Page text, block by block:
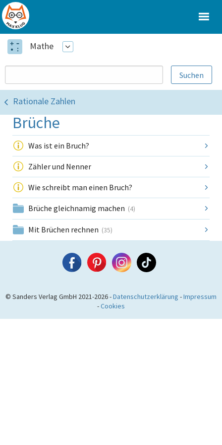
Mathe
Rationale Zahlen
Brüche
Was ist ein Bruch?
Zähler und Nenner
Wie schreibt man einen Bruch?
Brüche gleichnamig machen (4)
Mit Brüchen rechnen (35)
© Sanders Verlag GmbH 2021-2026 -Datenschutzerklärung -Impressum
-Cookies